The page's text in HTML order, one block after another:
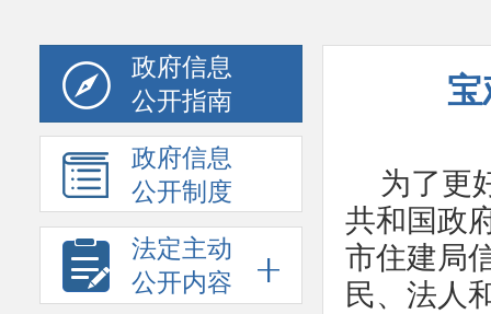
政府信息
公开指南
政府信息
公开制度
法定主动
公开内容
宝
为了更
共和国政
市住建局
民、法人